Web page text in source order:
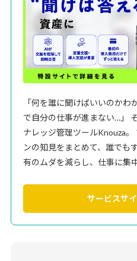
「何を誰に聞けばいいのか
で自分の仕事が進まない…」
ナレッジ管理ツールKnouza
ンの知見をまとめて、誰でも
有のムダを減らし、仕事に集
サービスサ